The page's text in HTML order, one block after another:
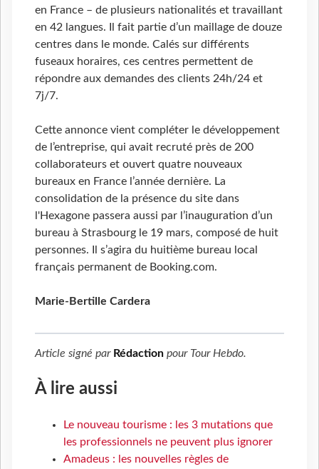
en France – de plusieurs nationalités et travaillant
en 42 langues. Il fait partie d’un maillage de douze
centres dans le monde. Calés sur différents
fuseaux horaires, ces centres permettent de
répondre aux demandes des clients 24h/24 et
7j/7.
Cette annonce vient compléter le développement
de l’entreprise, qui avait recruté près de 200
collaborateurs et ouvert quatre nouveaux
bureaux en France l’année dernière. La
consolidation de la présence du site dans
l'Hexagone passera aussi par l’inauguration d’un
bureau à Strasbourg le 19 mars, composé de huit
personnes. Il s’agira du huitième bureau local
français permanent de Booking.com.
Marie-Bertille Cardera
Article signé par Rédaction pour Tour Hebdo.
À lire aussi
Le nouveau tourisme : les 3 mutations que
les professionnels ne peuvent plus ignorer
Amadeus : les nouvelles règles de